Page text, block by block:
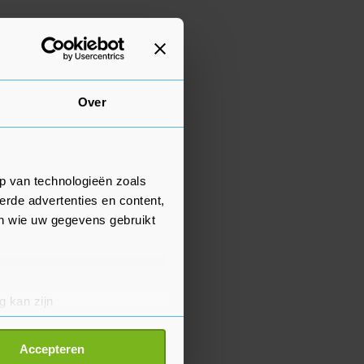
Over
van technologieën zoals
advertenties en content,
wie uw gegevens gebruikt
kan zijn
detailgedeelte
Accepteren